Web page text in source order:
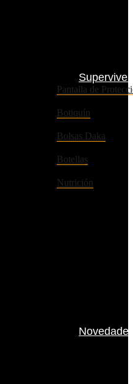
Pantalla de
Botiquín
Bolsas Daka
Botellas
Nutrición